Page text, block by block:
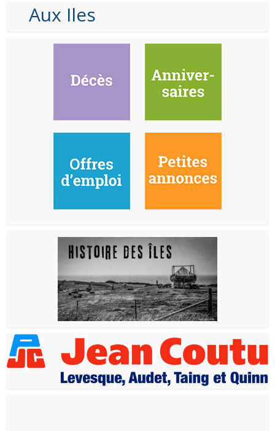
Aux Iles